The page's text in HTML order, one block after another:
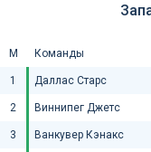
М Команды
1 Даллас Старс
2 Виннипег Джетс
3 Ванкувер Кэнакс